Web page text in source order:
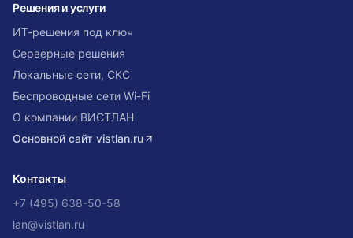
Решения и услуги
ИТ-решения под ключ
Серверные решения
Локальные сети, СКС
Беспроводные сети Wi-Fi
О компании ВИСТЛАН
Основной сайт vistlan.ru
Контакты
+7 (495) 638-50-58
lan@vistlan.ru